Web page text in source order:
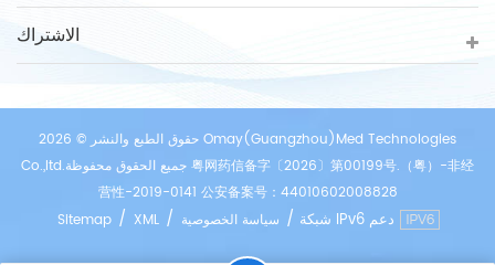
الاشتراك
حقوق الطبع والنشر © 2026 Omay(Guangzhou)Med Technologies
Co.,ltd.جميع الحقوق محفوظة 粤网药信备字〔2026〕第00199号.（粤）-非经
营性-2019-0141 公安备案号：44010602008828
Sitemap / XML / سياسة الخصوصية / شبكة IPv6 دعم